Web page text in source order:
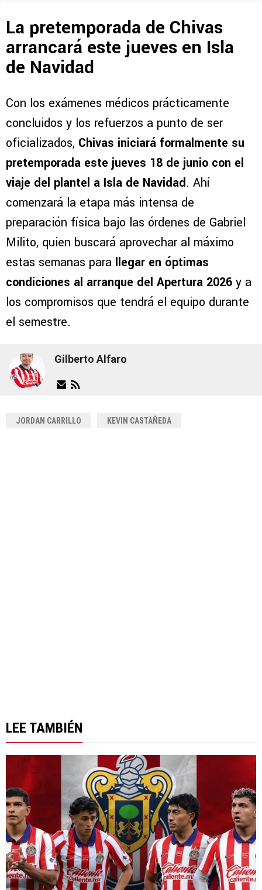
La pretemporada de Chivas
arrancará este jueves en Isla
de Navidad
Con los exámenes médicos prácticamente
concluidos y los refuerzos a punto de ser
oficializados, Chivas iniciará formalmente su
pretemporada este jueves 18 de junio con el
viaje del plantel a Isla de Navidad. Ahí
comenzará la etapa más intensa de
preparación física bajo las órdenes de Gabriel
Milito, quien buscará aprovechar al máximo
estas semanas para llegar en óptimas
condiciones al arranque del Apertura 2026 y a
los compromisos que tendrá el equipo durante
el semestre.
Gilberto Alfaro
JORDAN CARRILLO KEVIN CASTAÑEDA
LEE TAMBIÉN